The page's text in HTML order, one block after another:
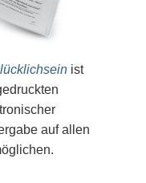
ist
auf allen